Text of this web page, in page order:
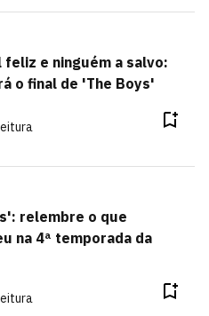
feliz e ninguém a salvo:
o final de 'The Boys'
relembre o que
na 4ª temporada da